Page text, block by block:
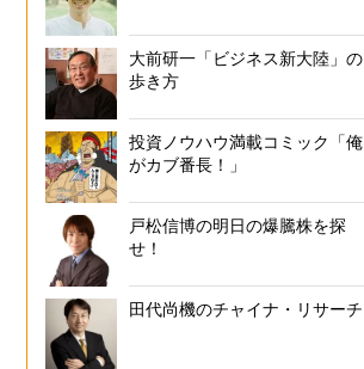
大前研一「ビジネス新大陸」の
歩き方
投資ノウハウ満載コミック「俺
がカブ番長！」
戸松信博の明日の爆騰株を探
せ！
田代尚機のチャイナ・リサーチ